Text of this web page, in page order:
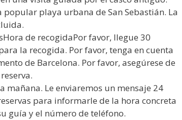
playa urbana de San Sebastián. La
de recogidaPor favor, llegue 30
la recogida. Por favor, tenga en cuenta
de Barcelona. Por favor, asegúrese de
mañana. Le enviaremos un mensaje 24
para informarle de la hora concreta
guía y el número de teléfono.